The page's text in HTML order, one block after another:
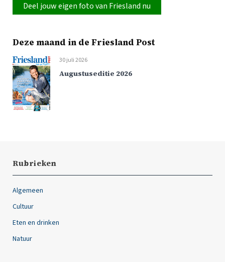
Deel jouw eigen foto van Friesland nu
Deze maand in de Friesland Post
30 juli 2026
Augustuseditie 2026
Rubrieken
Algemeen
Cultuur
Eten en drinken
Natuur